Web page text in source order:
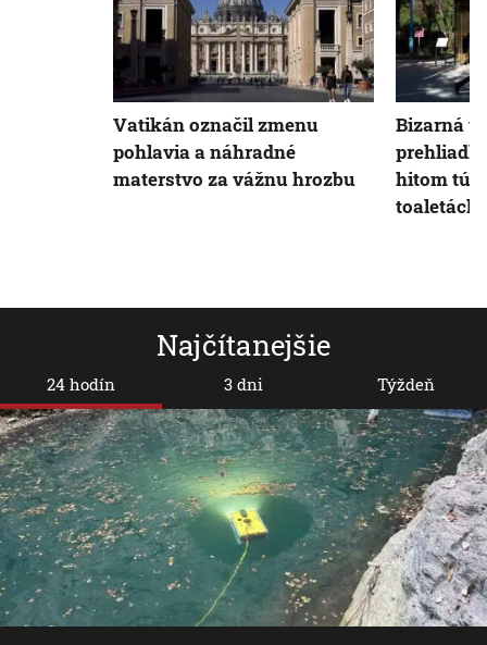
Najčítanejšie
24 hodín 3 dni Týždeň
Vatikán označil zmenu
pohlavia a náhradné
materstvo za vážnu hrozbu
Bizarná
hitom
toaletách